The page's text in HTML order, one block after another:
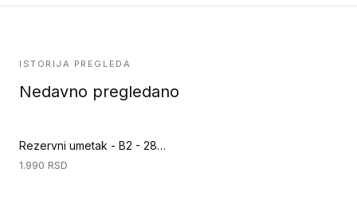
ISTORIJA PREGLEDA
Nedavno pregledano
Rezervni umetak - B2 - 280mm (Ručni alati za podove)
1.990 RSD